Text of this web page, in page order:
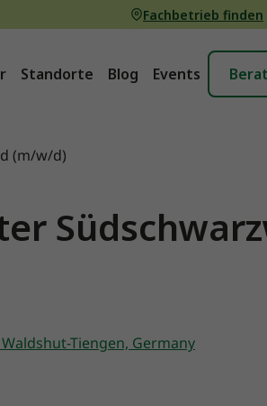
Fachbetrieb finden
Standorte Blog Events
(m/w/d)
Tiengen, Germany